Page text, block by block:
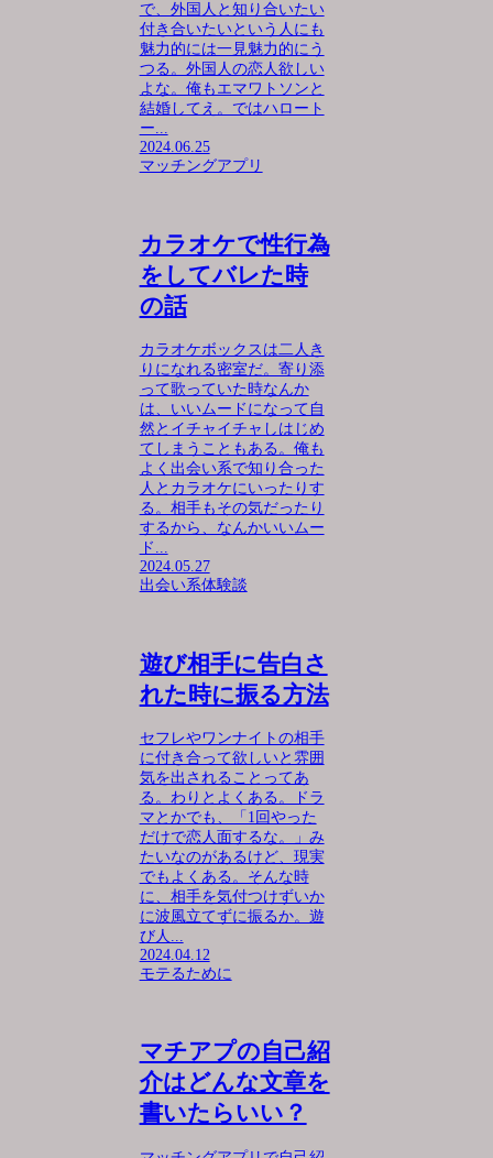
で、外国人と知り合いたい
付き合いたいという人にも
魅力的には一見魅力的にう
つる。外国人の恋人欲しい
よな。俺もエマワトソンと
結婚してえ。ではハロート
ー...
2024.06.25
マッチングアプリ
カラオケで性行為
をしてバレた時
の話
カラオケボックスは二人き
りになれる密室だ。寄り添
って歌っていた時なんか
は、いいムードになって自
然とイチャイチャしはじめ
てしまうこともある。俺も
よく出会い系で知り合った
人とカラオケにいったりす
る。相手もその気だったり
するから、なんかいいムー
ド...
2024.05.27
出会い系体験談
遊び相手に告白さ
れた時に振る方法
セフレやワンナイトの相手
に付き合って欲しいと雰囲
気を出されることってあ
る。わりとよくある。ドラ
マとかでも、「1回やった
だけで恋人面するな。」み
たいなのがあるけど、現実
でもよくある。そんな時
に、相手を気付つけずいか
に波風立てずに振るか。遊
び人...
2024.04.12
モテるために
マチアプの自己紹
介はどんな文章を
書いたらいい？